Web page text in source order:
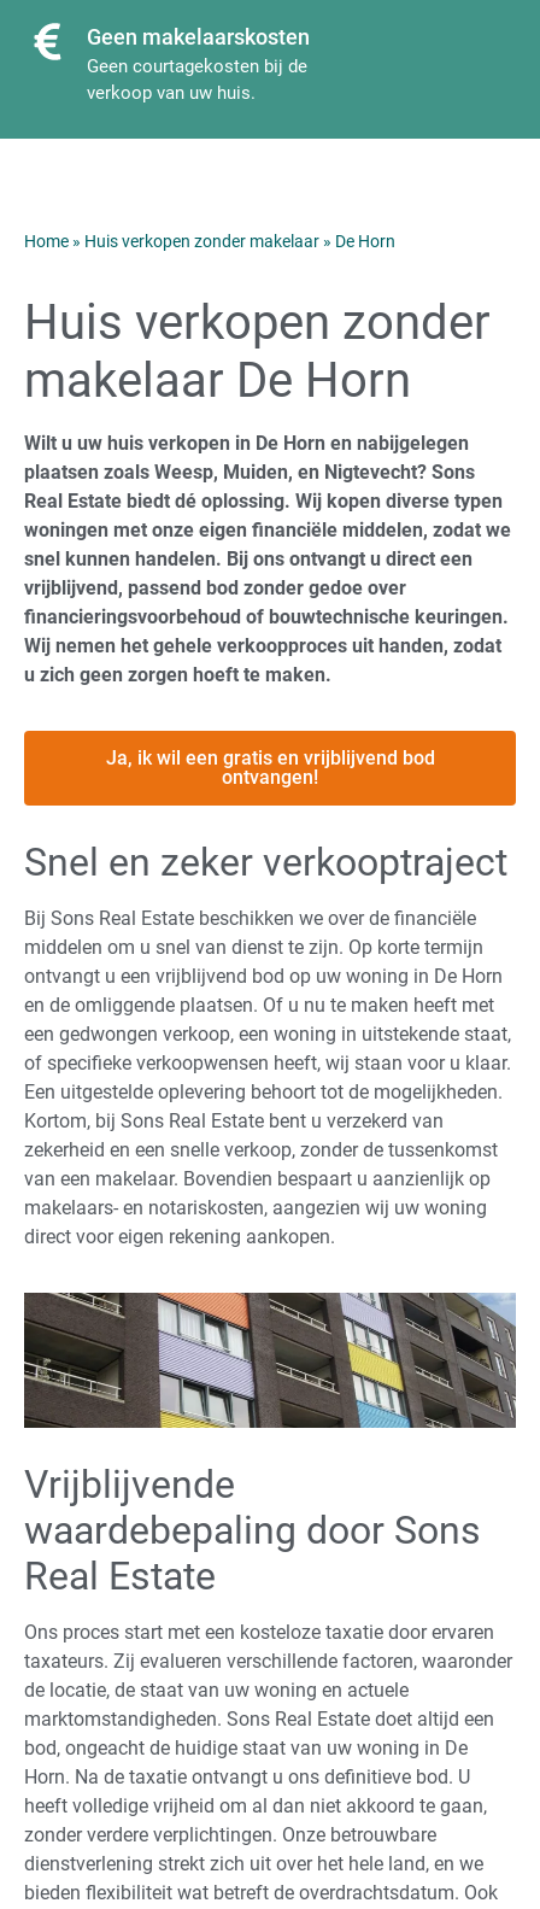
Geen makelaarskosten
Geen courtagekosten bij de
verkoop van uw huis.
Home » Huis verkopen zonder makelaar » De Horn
Huis verkopen zonder
makelaar De Horn
Wilt u uw huis verkopen in De Horn en nabijgelegen
plaatsen zoals Weesp, Muiden, en Nigtevecht? Sons
Real Estate biedt dé oplossing. Wij kopen diverse typen
woningen met onze eigen financiële middelen, zodat we
snel kunnen handelen. Bij ons ontvangt u direct een
vrijblijvend, passend bod zonder gedoe over
financieringsvoorbehoud of bouwtechnische keuringen.
Wij nemen het gehele verkoopproces uit handen, zodat
u zich geen zorgen hoeft te maken.
Ja, ik wil een gratis en vrijblijvend bod
ontvangen!
Snel en zeker verkooptraject
Bij Sons Real Estate beschikken we over de financiële
middelen om u snel van dienst te zijn. Op korte termijn
ontvangt u een vrijblijvend bod op uw woning in De Horn
en de omliggende plaatsen. Of u nu te maken heeft met
een gedwongen verkoop, een woning in uitstekende staat,
of specifieke verkoopwensen heeft, wij staan voor u klaar.
Een uitgestelde oplevering behoort tot de mogelijkheden.
Kortom, bij Sons Real Estate bent u verzekerd van
zekerheid en een snelle verkoop, zonder de tussenkomst
van een makelaar. Bovendien bespaart u aanzienlijk op
makelaars- en notariskosten, aangezien wij uw woning
direct voor eigen rekening aankopen.
Vrijblijvende
waardebepaling door Sons
Real Estate
Ons proces start met een kosteloze taxatie door ervaren
taxateurs. Zij evalueren verschillende factoren, waaronder
de locatie, de staat van uw woning en actuele
marktomstandigheden. Sons Real Estate doet altijd een
bod, ongeacht de huidige staat van uw woning in De
Horn. Na de taxatie ontvangt u ons definitieve bod. U
heeft volledige vrijheid om al dan niet akkoord te gaan,
zonder verdere verplichtingen. Onze betrouwbare
dienstverlening strekt zich uit over het hele land, en we
bieden flexibiliteit wat betreft de overdrachtsdatum. Ook